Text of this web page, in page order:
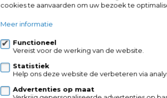
cookies te aanvaarden om uw bezoek te
Meer informatie
Functioneel
Vereist voor de werking van de website.
Statistiek
Help ons deze website de verbeteren via
Advertenties op maat